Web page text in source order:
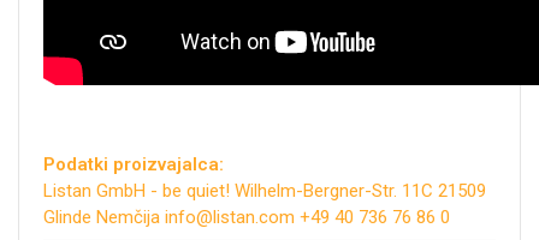
Podatki proizvajalca:
Listan GmbH - be quiet! Wilhelm-Bergner-Str. 11C 21509
Glinde Nemčija info@listan.com +49 40 736 76 86 0